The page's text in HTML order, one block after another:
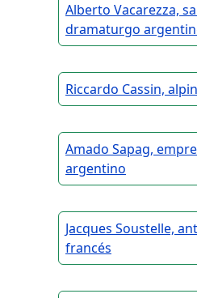
Alberto Vacarezza,
dramaturgo
Riccardo Cassin,
Amado Sapag,
argentino
Jacques Soustelle,
francés